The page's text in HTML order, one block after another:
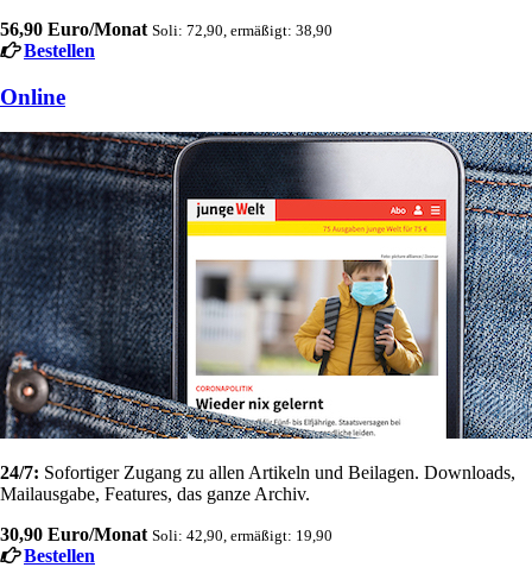
56,90 Euro/Monat Soli: 72,90, ermäßigt: 38,90
Bestellen
Online
24/7: Sofortiger Zugang zu allen Artikeln und Beilagen. Downloads,
Mailausgabe, Features, das ganze Archiv.
30,90 Euro/Monat Soli: 42,90, ermäßigt: 19,90
Bestellen